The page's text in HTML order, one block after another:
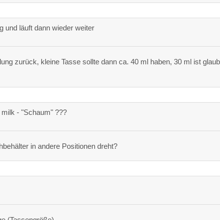
und läuft dann wieder weiter
zurück, kleine Tasse sollte dann ca. 40 ml haben, 30 ml ist
- "Schaum" ???
in andere Positionen dreht?